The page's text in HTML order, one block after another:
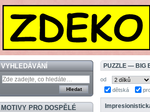
VYHLEDÁVÁNÍ
MOTIVY PRO DOSPĚLÉ
PUZZLE — BIG
od
dětská